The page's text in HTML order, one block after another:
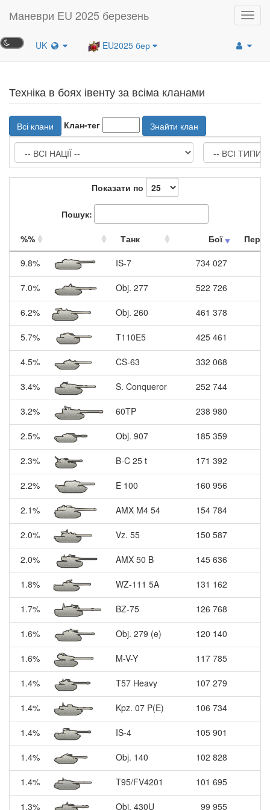
Маневри EU 2025 березень
UK EU2025 бер
Техніка в боях івенту за всіма кланами
Всі клани Клан-тег Знайти клан
Показати по
Пошук:
%% Танк Бої
9.8%
IS-7 734 027
7.0% Obj. 277 522 726
6.2% Obj. 260 461 378
5.7% T110E5 425 461
4.5% CS-63 332 068
3.4% S. Conqueror 252 744
3.2% 60TP 238 980
2.5% Obj. 907 185 359
2.3% B-C 25 t 171 392
2.2% E 100 160 956
2.1% AMX M4 54 154 784
2.0% Vz. 55 150 587
2.0% AMX 50 B 145 636
1.8% WZ-111 5A 131 162
1.7% BZ-75 126 768
1.6% Obj. 279 (e) 120 140
1.6% M-V-Y 117 785
1.4% T57 Heavy 107 279
1.4% Kpz. 07 P(E) 106 734
1.4% IS-4 105 901
1.4% Obj. 140 102 828
1.4% T95/FV4201 101 695
1.3% Obj. 430U 99 955